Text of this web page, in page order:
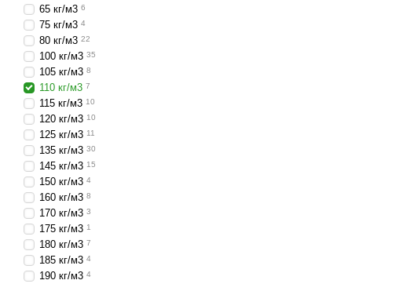
65 кг/м3 6
75 кг/м3 4
80 кг/м3 22
100 кг/м3 35
105 кг/м3 8
110 кг/м3 7
115 кг/м3 10
120 кг/м3 10
125 кг/м3 11
135 кг/м3 30
145 кг/м3 15
150 кг/м3 4
160 кг/м3 8
170 кг/м3 3
175 кг/м3 1
180 кг/м3 7
185 кг/м3 4
190 кг/м3 4